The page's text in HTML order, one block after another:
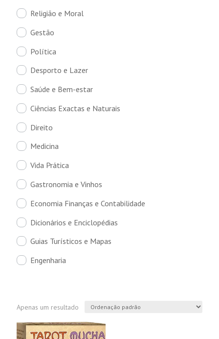
Religião e Moral
Gestão
Política
Desporto e Lazer
Saúde e Bem-estar
Ciências Exactas e Naturais
Direito
Medicina
Vida Prática
Gastronomia e Vinhos
Economia Finanças e Contabilidade
Dicionários e Enciclopédias
Guias Turísticos e Mapas
Engenharia
Apenas um resultado